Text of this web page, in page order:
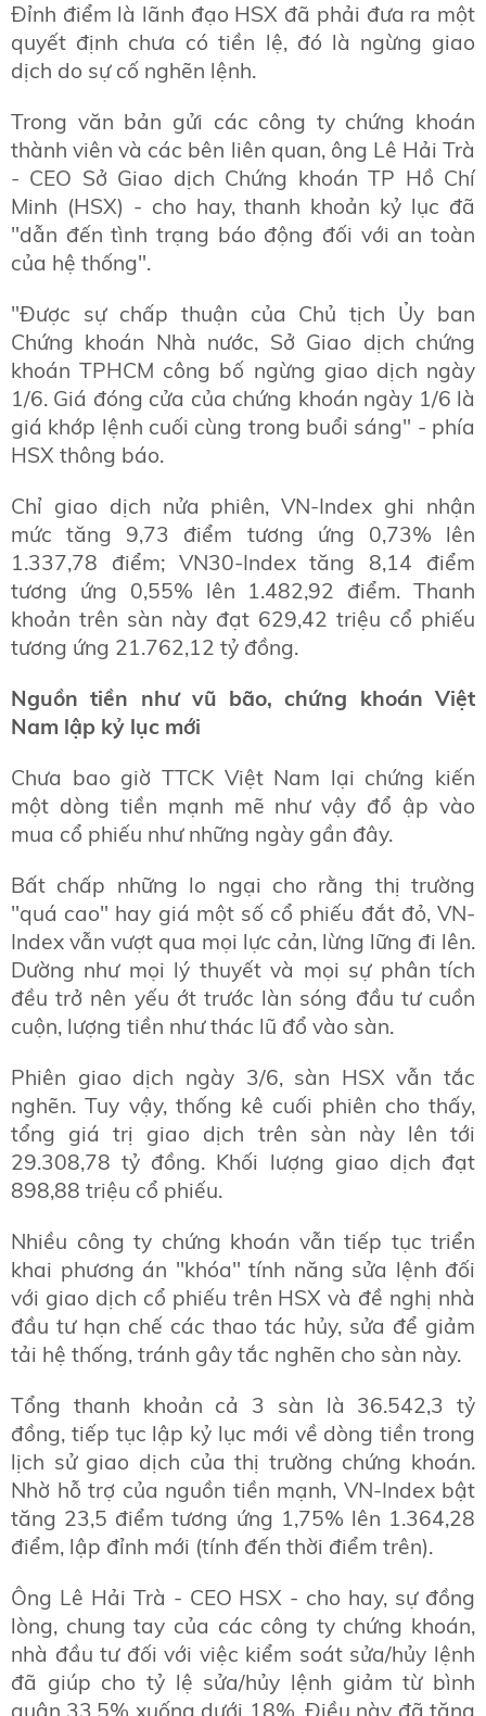
Đỉnh điểm là lãnh đạo HSX đã phải đưa ra một
quyết định chưa có tiền lệ, đó là ngừng giao
dịch do sự cố nghẽn lệnh.
Trong văn bản gửi các công ty chứng khoán
thành viên và các bên liên quan, ông Lê Hải Trà
- CEO Sở Giao dịch Chứng khoán TP Hồ Chí
Minh (HSX) - cho hay, thanh khoản kỷ lục đã
"dẫn đến tình trạng báo động đối với an toàn
của hệ thống".
"Được sự chấp thuận của Chủ tịch Ủy ban
Chứng khoán Nhà nước, Sở Giao dịch chứng
khoán TPHCM công bố ngừng giao dịch ngày
1/6. Giá đóng cửa của chứng khoán ngày 1/6 là
giá khớp lệnh cuối cùng trong buổi sáng" - phía
HSX thông báo.
Chỉ giao dịch nửa phiên, VN-Index ghi nhận
mức tăng 9,73 điểm tương ứng 0,73% lên
1.337,78 điểm; VN30-Index tăng 8,14 điểm
tương ứng 0,55% lên 1.482,92 điểm. Thanh
khoản trên sàn này đạt 629,42 triệu cổ phiếu
tương ứng 21.762,12 tỷ đồng.
Nguồn tiền như vũ bão, chứng khoán Việt
Nam lập kỷ lục mới
Chưa bao giờ TTCK Việt Nam lại chứng kiến
một dòng tiền mạnh mẽ như vậy đổ ập vào
mua cổ phiếu như những ngày gần đây.
Bất chấp những lo ngại cho rằng thị trường
"quá cao" hay giá một số cổ phiếu đắt đỏ, VN-
Index vẫn vượt qua mọi lực cản, lừng lững đi lên.
Dường như mọi lý thuyết và mọi sự phân tích
đều trở nên yếu ớt trước làn sóng đầu tư cuồn
cuộn, lượng tiền như thác lũ đổ vào sàn.
Phiên giao dịch ngày 3/6, sàn HSX vẫn tắc
nghẽn. Tuy vậy, thống kê cuối phiên cho thấy,
tổng giá trị giao dịch trên sàn này lên tới
29.308,78 tỷ đồng. Khối lượng giao dịch đạt
898,88 triệu cổ phiếu.
Nhiều công ty chứng khoán vẫn tiếp tục triển
khai phương án "khóa" tính năng sửa lệnh đối
với giao dịch cổ phiếu trên HSX và đề nghị nhà
đầu tư hạn chế các thao tác hủy, sửa để giảm
tải hệ thống, tránh gây tắc nghẽn cho sàn này.
Tổng thanh khoản cả 3 sàn là 36.542,3 tỷ
đồng, tiếp tục lập kỷ lục mới về dòng tiền trong
lịch sử giao dịch của thị trường chứng khoán.
Nhờ hỗ trợ của nguồn tiền mạnh, VN-Index bật
tăng 23,5 điểm tương ứng 1,75% lên 1.364,28
điểm, lập đỉnh mới (tính đến thời điểm trên).
Ông Lê Hải Trà - CEO HSX - cho hay, sự đồng
lòng, chung tay của các công ty chứng khoán,
nhà đầu tư đối với việc kiểm soát sửa/hủy lệnh
đã giúp cho tỷ lệ sửa/hủy lệnh giảm từ bình
quân 33,5% xuống dưới 18%. Điều này đã tăng